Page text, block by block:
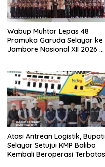
Wabup Muhtar Lepas 48
Pramuka Garuda Selayar ke
Jambore Nasional XII 2026 di
Atasi Antrean Logistik, Bupati
Selayar Setujui KMP Balibo
Kembali Beroperasi Terbatas